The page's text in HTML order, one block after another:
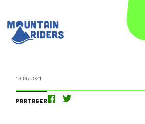
L’agenda
18.06.2021
Partager